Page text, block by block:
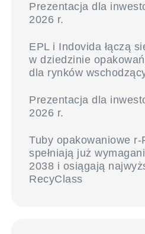
Prezentacja dla
2026 r.
EPL i Indovida łączą
w dziedzinie
dla rynków
Prezentacja dla
2026 r.
Tuby opakowaniowe
spełniają już
2038 i osiągają
RecyClass